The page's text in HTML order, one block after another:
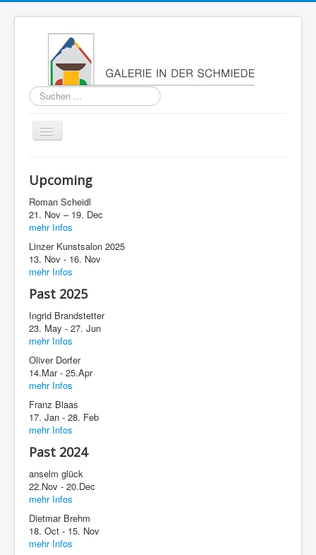
Suchen
...
Navigation
an/aus
About
Past
Imprint
Contact
Upcoming
Roman Scheidl
21. Nov – 19. Dec
mehr Infos
Linzer Kunstsalon 2025
13. Nov - 16. Nov
mehr Infos
Past 2025
Ingrid Brandstetter
23. May - 27. Jun
mehr Infos
Oliver Dorfer
14.Mar - 25.Apr
mehr Infos
Franz Blaas
17. Jan - 28. Feb
mehr Infos
Past 2024
anselm glück
22.Nov - 20.Dec
mehr Infos
Dietmar Brehm
18. Oct - 15. Nov
mehr Infos